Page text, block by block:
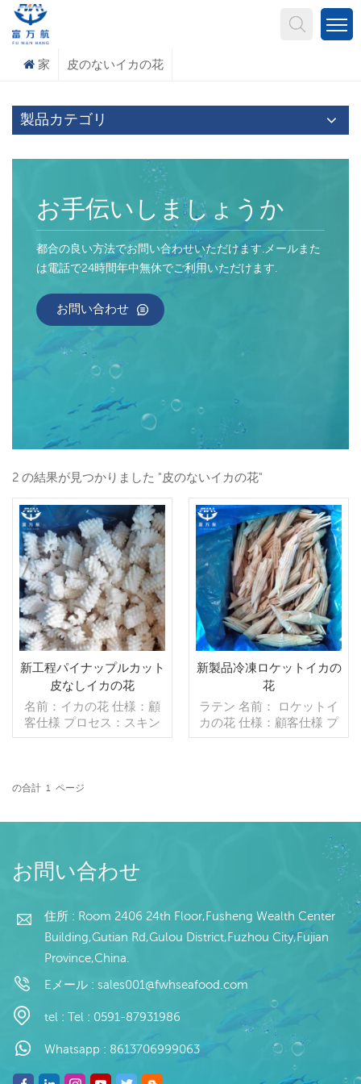
家 皮のないイカの花
製品カテゴリ
お手伝いしましょうか
都合の良い方法でお問い合わせいただけます.メールまた
は電話で24時間年中無休でご利用いただけます.
お問い合わせ
2 の結果が見つかりました "皮のないイカの花"
新工程パイナップルカット
皮なしイカの花
名前：イカの花 仕様：顧
客仕様 プロセス：スキン
オフ グレージング：IQF
グ,10kg /織りバッグ（カ
デル：卸売/輸出 min .注
払い：TT/С確認された取
消不能のLCを一目で 発
起源：中国 ブランド：fu
wang hang
新製品冷凍ロケットイカの
花
ラテン 名前： ロケットイ
カの花 仕様：顧客仕様 プ
ロセス：スキンオフ,カッ
スタマイズ可能） 販売モ
デル：卸売/輸出 min .注
文：20フィートコンテ
ナ/40フィートコンテナ 支
送：入金確認後20日以内
起源：中国 ブランド：fu
wan hang
の合計 1 ページ
お問い合わせ
住所 : Room 2406 24th Floor,Fusheng Wealth Center
Building,Gutian Rd,Gulou District,Fuzhou City,Fujian
Province,China.
Eメール : sales001@fwhseafood.com
tel : Tel : 0591-87931986
Whatsapp : 8613706999063